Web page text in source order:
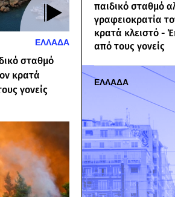
ΕΛΛΑΔΑ
σταθμό
κρατά
γονείς
παιδικό σταθμό
γραφειοκρατία
κρατά κλειστό -
από τους γονείς
ΕΛΛΑΔΑ